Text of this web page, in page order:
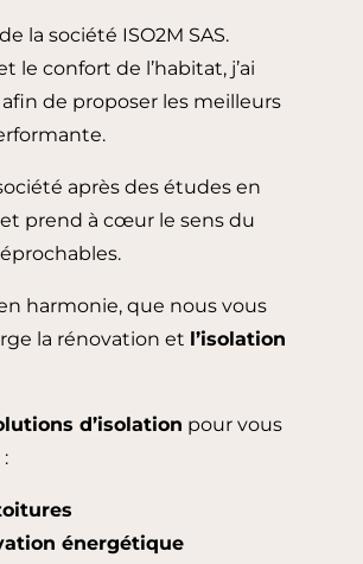
la société ISO2M SAS.
le confort de l’habitat, j’ai
de proposer les meilleurs
après des études en
prend à cœur le sens du
harmonie, que nous vous
la rénovation et l’isolation
d’isolation pour vous
énergétique